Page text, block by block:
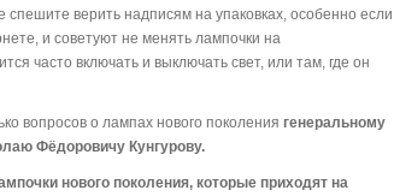
верить надписям на упаковках, особенно если
и советуют не менять лампочки на
часто включать и выключать свет, или там, где он
вопросов о лампах нового поколения генеральному
Фёдоровичу Кунгурову.
нового поколения, которые приходят на